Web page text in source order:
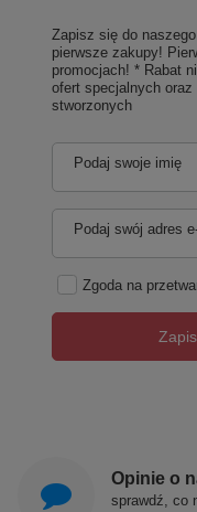
Zapisz się do
pierwsze zakupy!
promocjach! * Rabat
ofert specjalnych
stworzonych
Podaj swoje imię
Podaj swój adres
Zgoda na
Opinie o
sprawdź, co